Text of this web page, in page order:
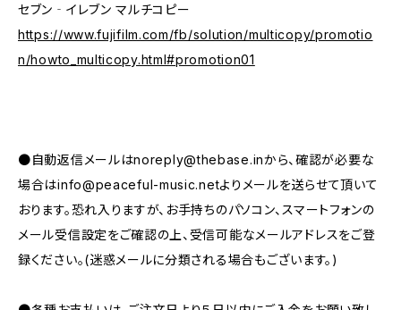
セブン‐イレブン マルチコピー
https://www.fujifilm.com/fb/solution/multicopy/promotio
n/howto_multicopy.html#promotion01
●自動返信メールはnoreply@thebase.inから、確認が必要な
場合はinfo@peaceful-music.netよりメールを送らせて頂いて
おります。恐れ入りますが、お手持ちのパソコン、スマートフォンの
メール受信設定をご確認の上、受信可能なメールアドレスをご登
録ください。(迷惑メールに分類される場合もございます。)